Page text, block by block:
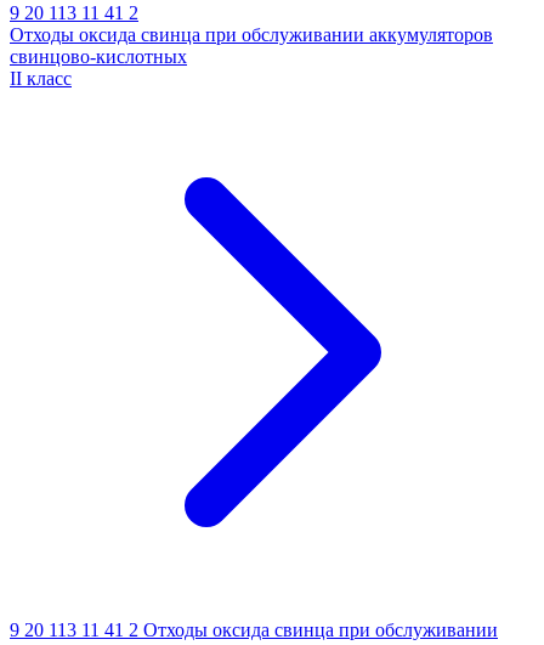
9 20 113 11 41 2
Отходы оксида свинца при обслуживании аккумуляторов
свинцово-кислотных
II класс
9 20 113 11 41 2 Отходы оксида свинца при обслуживании